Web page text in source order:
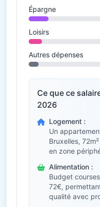
Épargne
Loisirs
Autres dépenses
Ce que ce
2026
Logement :
Un
Bruxelles,
en zone
Alimentation :
Budget
72€,
qualité avec